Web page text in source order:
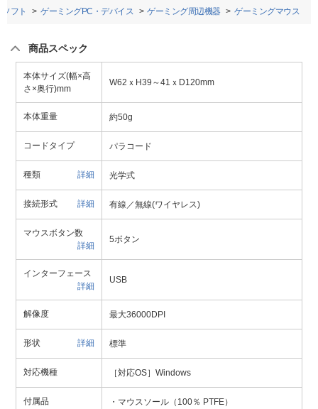
フト ゲーミングPC・デバイス ゲーミング周辺機器 ゲーミングマウス
商品スペック
本体サイズ(幅×高
さ×奥行)mm
W62ｘH39～41ｘD120mm
本体重量 約50g
コードタイプ パラコード
種類 詳細 光学式
接続形式 詳細 有線／無線(ワイヤレス)
マウスボタン数
詳細
5ボタン
インターフェース
詳細
USB
解像度 最大36000DPI
形状 詳細 標準
対応機種 ［対応OS］Windows
付属品
・マウスソール（100％ PTFE）